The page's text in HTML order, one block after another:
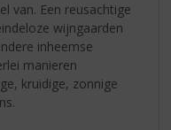
van. Een reusachtige
wijngaarden
inheemse
manieren
kruidige, zonnige